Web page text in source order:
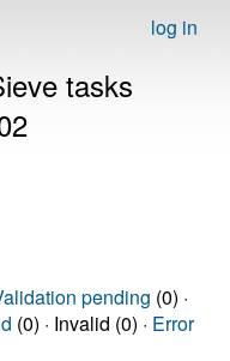
log in
tasks
pending (0) ·
(0) · Invalid (0) · Error